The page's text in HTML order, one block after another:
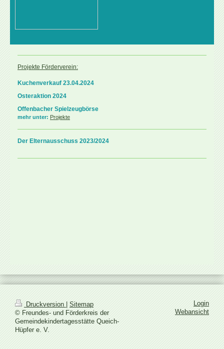
Projekte Förderverein:
Kuchenverkauf 23.04.2024
Osteraktion 2024
Offenbacher Spielzeugbörse
mehr unter: Projekte
Der Elternausschuss 2023/2024
Druckversion
Sitemap
© Freundes- und Förderkreis der
Gemeindekindertagesstätte Queich-
Hüpfer e. V.
Login
Webansicht